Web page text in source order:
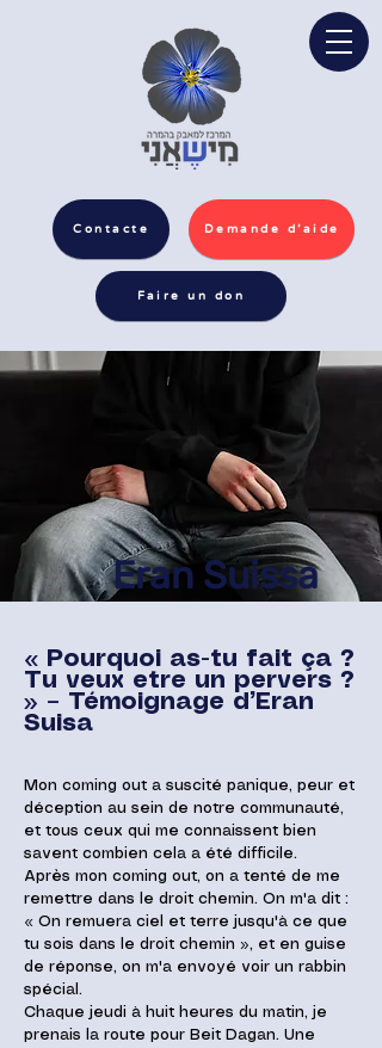
Demande d'aide
Contacte
Faire un don
Eran Suissa
« Pourquoi as-tu fait ça ?
Tu veux etre un pervers ?
» – Témoignage d’Eran
Suisa
Mon coming out a suscité panique, peur et
déception au sein de notre communauté,
et tous ceux qui me connaissent bien
savent combien cela a été difficile.
Après mon coming out, on a tenté de me
remettre dans le droit chemin. On m'a dit :
« On remuera ciel et terre jusqu'à ce que
tu sois dans le droit chemin », et en guise
de réponse, on m'a envoyé voir un rabbin
spécial.
Chaque jeudi à huit heures du matin, je
prenais la route pour Beit Dagan. Une